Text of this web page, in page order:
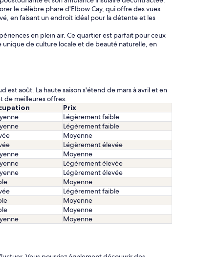
le célèbre phare d'Elbow Cay, qui offre des vues
en faisant un endroit idéal pour la détente et les
en plein air. Ce quartier est parfait pour ceux
de culture locale et de beauté naturelle, en
est août. La haute saison s'étend de mars à avril et en
de meilleures offres.
Prix
Légèrement faible
Légèrement faible
Moyenne
Légèrement élevée
Moyenne
Légèrement élevée
Légèrement élevée
Moyenne
Légèrement faible
Moyenne
Moyenne
Moyenne